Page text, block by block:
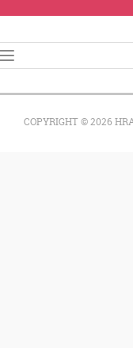
COPYRIGHT © 2026